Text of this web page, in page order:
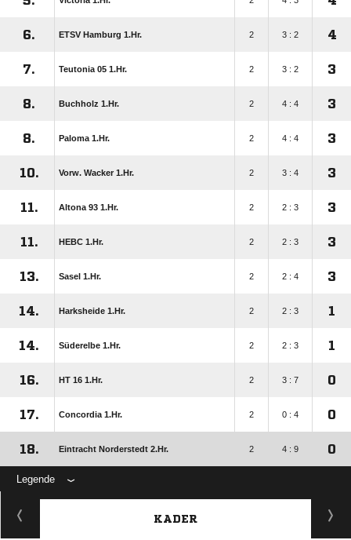
6. ETSV Hamburg 1.Hr. 2 3 : 2 4
7. Teutonia 05 1.Hr. 2 3 : 2 3
8. Buchholz 1.Hr. 2 4 : 4 3
8. Paloma 1.Hr. 2 4 : 4 3
10. Vorw. Wacker 1.Hr. 2 3 : 4 3
11. Altona 93 1.Hr. 2 2 : 3 3
11. HEBC 1.Hr. 2 2 : 3 3
13. Sasel 1.Hr. 2 2 : 4 3
14. Harksheide 1.Hr. 2 2 : 3 1
14. Süderelbe 1.Hr. 2 2 : 3 1
16. HT 16 1.Hr. 2 3 : 7 0
17. Concordia 1.Hr. 2 0 : 4 0
18. Eintracht Norderstedt 2.Hr. 2 4 : 9 0
Legende
KADER